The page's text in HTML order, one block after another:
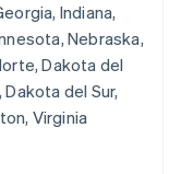
Indiana,
Nebraska,
Dakota del
del Sur,
Virginia